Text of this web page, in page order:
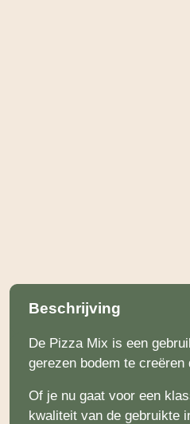
Beschrijving
De Pizza Mix is een
gerezen bodem te
Of je nu gaat voor een
kwaliteit van de gebruikte